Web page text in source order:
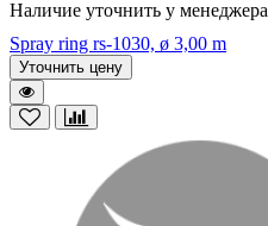
Наличие уточнить у менеджера
Spray ring rs-1030, ø 3,00 m
Уточнить цену